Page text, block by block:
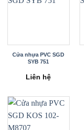
Cửa nhựa PVC SGD
SYB 751
Liên hệ